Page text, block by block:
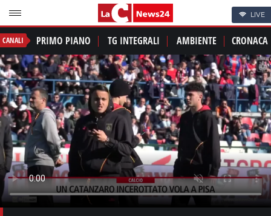
LIVE
CANALI PRIMO PIANO TG INTEGRALI AMBIENTE CRONACA